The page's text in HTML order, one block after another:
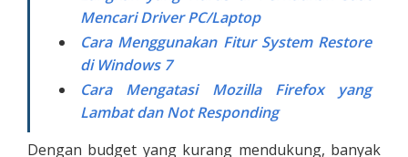
Mencari Driver PC/Laptop
Cara Menggunakan Fitur System Restore
di Windows 7
Cara Mengatasi Mozilla Firefox yang
Lambat dan Not Responding
Dengan budget yang kurang mendukung, banyak